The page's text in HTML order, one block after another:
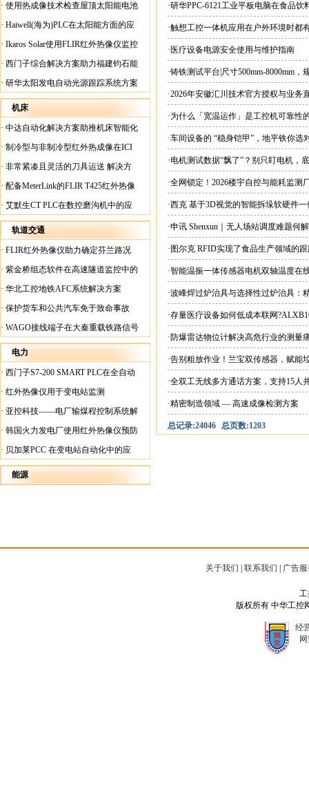
· 使用热成像技术检查屋顶太阳能电池
板
· Haiwell(海为)PLC在太阳能方面的应
用
· Ikaros Solar使用FLIR红外热像仪监控
已装太阳能电池板
· 西门子综合解决方案助力福建钧石能
源飞速发展
· 研华太阳发电自动光源跟踪系统方案
机床
· 中达自动化解决方案助推机床智能化
升级
· 制冷型与非制冷型红外热成像在ICI
工厂内完美配合
· 非常紧凑且灵活的刀具运送 解决方
案
· 配备MeterLink的FLIR T425红外热像
仪帮助Medite Europe Ltd加快红外检测
工作速度
· 艾默生CT PLC在数控磨沟机中的应
用
轨道交通
· FLIR红外热像仪助力确定芬兰路况
· 紫金桥组态软件在高速隧道监控中的
应用
· 华北工控地铁AFC系统解决方案
· 保护货车和公共汽车免于致命事故
· WAGO接线端子在大秦重载铁路信号
楼设备中的应用
电力
· 西门子S7-200 SMART PLC在全自动
蓄电池短路内阻检测机上的应用
· 红外热像仪用于变电站监测
· 亚控科技——电厂输煤程控制系统解
决方案
· 韩国火力发电厂使用红外热像仪预防
火灾
· 贝加莱PCC 在变电站自动化中的应
用
能源
·研华PPC-6121工业平板电脑在食品
·触想工控一体机应用在户外环境时都
·医疗设备电源安全使用与维护指南
·铸铁测试平台|尺寸500mm-8000mm，
·2026年安徽汇川技术官方授权与业务
现货直供平台
·为什么「宽温运作」是工控机可靠性
·车间设备的 “稳身铠甲”，地平铁你选
·电机测试数据“飘了”？别只盯电机，
·全网锁定！2026楼宇自控与能耗监
·西克 基于3D视觉的智能拆垛软硬件
·申讯 Shenxun｜无人场站调度难题何
·图尔克 RFID实现了食品生产领域的
·智能温振一体传感器电机双轴温度在
·波峰焊过炉治具与选择性过炉治具：
·存量医疗设备如何低成本联网
·防爆雷达物位计解决高危行业的测量
·告别粗放作业！兰宝双传感器，赋能
·全双工无线多方通话方案，支持15人
·精密制造领域 — 高速成像检测方案
总记录:24046 总页数:1203
关于我们 联系我们 广告
工
版权所有 中华工控
经